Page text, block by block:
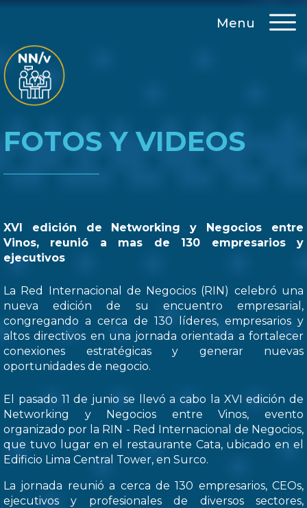
Menu
FOTOS Y VIDEOS
XVI edición de Networking y Negocios entre
Vinos, reunió a mas de 130 empresarios y
ejecutivos
La Red Internacional de Negocios (RIN) celebró una
nueva edición de su encuentro empresarial,
congregando a cerca de 130 líderes, empresarios y
altos directivos en una jornada orientada a fortalecer
conexiones estratégicas y generar nuevas
oportunidades de negocio.
El pasado 11 de junio se llevó a cabo la XVI edición de
Networking y Negocios entre Vinos, evento
organizado por la RIN - Red Internacional de Negocios,
que tuvo lugar en el restaurante Cata, ubicado en el
Edificio Lima Central Tower, en Surco.
La jornada reunió a cerca de 130 empresarios, CEOs,
ejecutivos y profesionales de diversos sectores,